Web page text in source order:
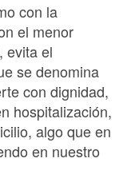
con la
el menor
evita el
se denomina
con dignidad,
hospitalización,
algo que en
en nuestro